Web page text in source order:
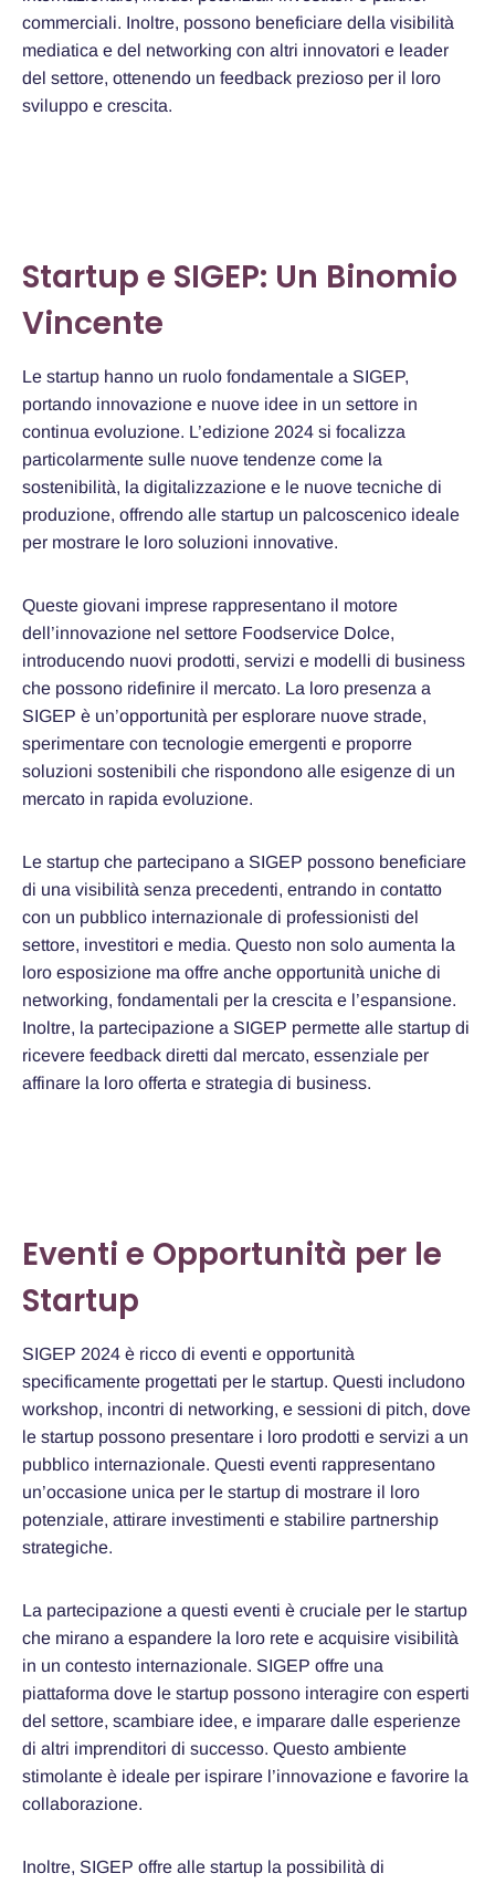
commerciali. Inoltre, possono beneficiare della visibilità
mediatica e del networking con altri innovatori e leader
del settore, ottenendo un feedback prezioso per il loro
sviluppo e crescita.
Startup e SIGEP: Un Binomio
Vincente
Le startup hanno un ruolo fondamentale a SIGEP,
portando innovazione e nuove idee in un settore in
continua evoluzione. L’edizione 2024 si focalizza
particolarmente sulle nuove tendenze come la
sostenibilità, la digitalizzazione e le nuove tecniche di
produzione, offrendo alle startup un palcoscenico ideale
per mostrare le loro soluzioni innovative.
Queste giovani imprese rappresentano il motore
dell’innovazione nel settore Foodservice Dolce,
introducendo nuovi prodotti, servizi e modelli di business
che possono ridefinire il mercato. La loro presenza a
SIGEP è un’opportunità per esplorare nuove strade,
sperimentare con tecnologie emergenti e proporre
soluzioni sostenibili che rispondono alle esigenze di un
mercato in rapida evoluzione.
Le startup che partecipano a SIGEP possono beneficiare
di una visibilità senza precedenti, entrando in contatto
con un pubblico internazionale di professionisti del
settore, investitori e media. Questo non solo aumenta la
loro esposizione ma offre anche opportunità uniche di
networking, fondamentali per la crescita e l’espansione.
Inoltre, la partecipazione a SIGEP permette alle startup di
ricevere feedback diretti dal mercato, essenziale per
affinare la loro offerta e strategia di business.
Eventi e Opportunità per le
Startup
SIGEP 2024 è ricco di eventi e opportunità
specificamente progettati per le startup. Questi includono
workshop, incontri di networking, e sessioni di pitch, dove
le startup possono presentare i loro prodotti e servizi a un
pubblico internazionale. Questi eventi rappresentano
un’occasione unica per le startup di mostrare il loro
potenziale, attirare investimenti e stabilire partnership
strategiche.
La partecipazione a questi eventi è cruciale per le startup
che mirano a espandere la loro rete e acquisire visibilità
in un contesto internazionale. SIGEP offre una
piattaforma dove le startup possono interagire con esperti
del settore, scambiare idee, e imparare dalle esperienze
di altri imprenditori di successo. Questo ambiente
stimolante è ideale per ispirare l’innovazione e favorire la
collaborazione.
Inoltre, SIGEP offre alle startup la possibilità di